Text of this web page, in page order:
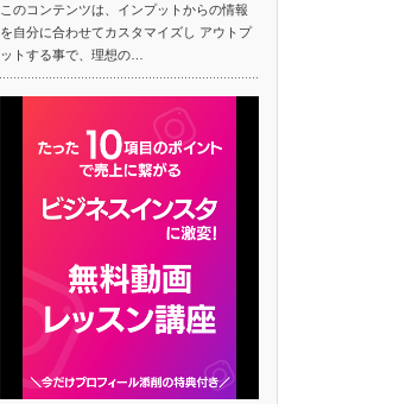
このコンテンツは、インプットからの情報
を自分に合わせてカスタマイズし アウトプ
ットする事で、理想の…